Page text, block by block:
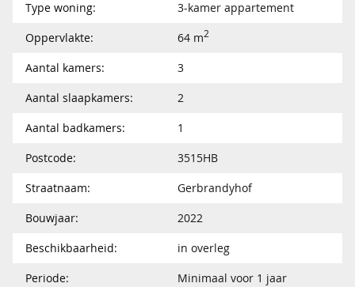
Type woning:
3-kamer appartement
Oppervlakte:
64 m2
Aantal kamers:
3
Aantal slaapkamers:
2
Aantal badkamers:
1
Postcode:
3515HB
Straatnaam:
Gerbrandyhof
Bouwjaar:
2022
Beschikbaarheid:
in overleg
Periode:
Minimaal voor 1 jaar